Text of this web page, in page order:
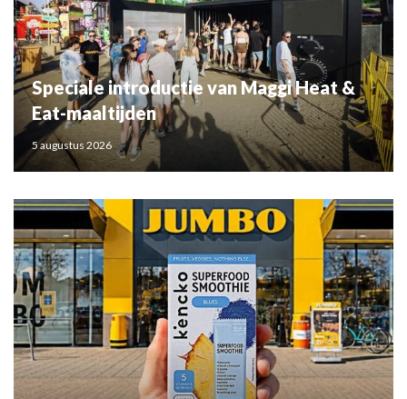
Speciale introductie van Maggi Heat &
Eat-maaltijden
5 augustus 2026